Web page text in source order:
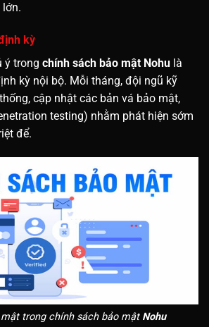
lớn.
kỳ
ý trong chính sách bảo mật Nohu là
kỳ nội bộ. Mỗi tháng, đội ngũ kỹ
cập nhật các bản vá bảo mật,
testing) nhằm phát hiện sớm
để.
trong chính sách bảo mật Nohu